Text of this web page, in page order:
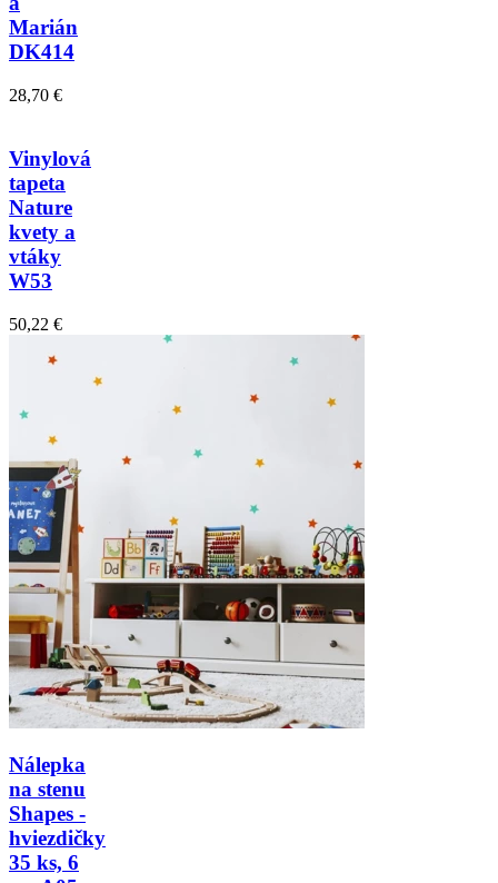
Marián
DK414
28,70 €
Vinylová
tapeta
Nature
kvety a
vtáky
W53
50,22 €
Nálepka
na stenu
Shapes -
hviezdičky
35 ks, 6